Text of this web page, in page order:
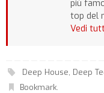
più
top del
Vedi
Deep House, Deep
Bookmark.